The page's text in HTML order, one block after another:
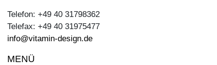
Telefon: +49 40 31798362
Telefax: +49 40 31975477
info@vitamin-design.de
MENÜ